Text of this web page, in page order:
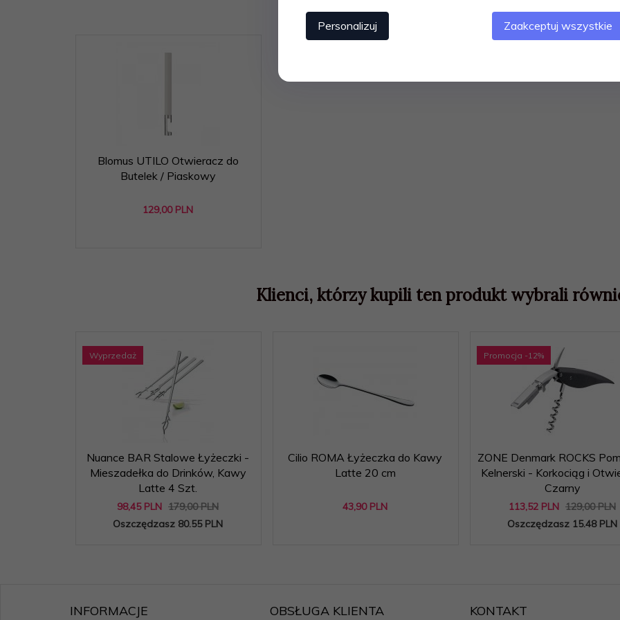
Blomus UTILO Otwieracz do
Butelek / Piaskowy
129,00 PLN
Klienci, którzy kupili ten produkt wybrali
Wyprzedaż
Nuance BAR Stalowe Łyżeczki -
Mieszadełka do Drinków, Kawy
Latte 4 Szt.
98,45 PLN 179,00 PLN
Oszczędzasz 80.55 PLN
Cilio ROMA Łyżeczka do Kawy
Latte 20 cm
43,90 PLN
Promocja -12%
ZONE Denmark ROCKS
Kelnerski - Korkociąg i
Czarny
113,52 PLN 129,00 PLN
Oszczędzasz 15.48 PLN
INFORMACJE OBSŁUGA KLIENTA KONTAKT
Personalizuj Zaakceptuj wszystkie